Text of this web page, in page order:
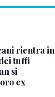
rientra in
tuffi
si
ex